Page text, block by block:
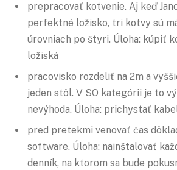
prepracovať kotvenie. Aj keď
perfektné ložisko, tri kotvy sú
úrovniach po štyri. Úloha: kúpiť
ložiská
pracovisko rozdeliť na 2m a
jeden stôl. V SO kategórii je to
nevýhoda. Úloha: prichystať
pred pretekmi venovať čas
software. Úloha: nainštalovať
denník, na ktorom sa bude